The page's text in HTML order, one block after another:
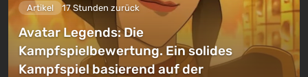
Artikel 17 Stunden zurück
Avatar Legends: Die
Kampfspielbewertung. Ein solides
Kampfspiel basierend auf der